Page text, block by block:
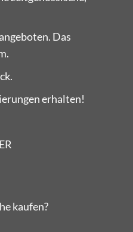
Das
erhalten!
kaufen?